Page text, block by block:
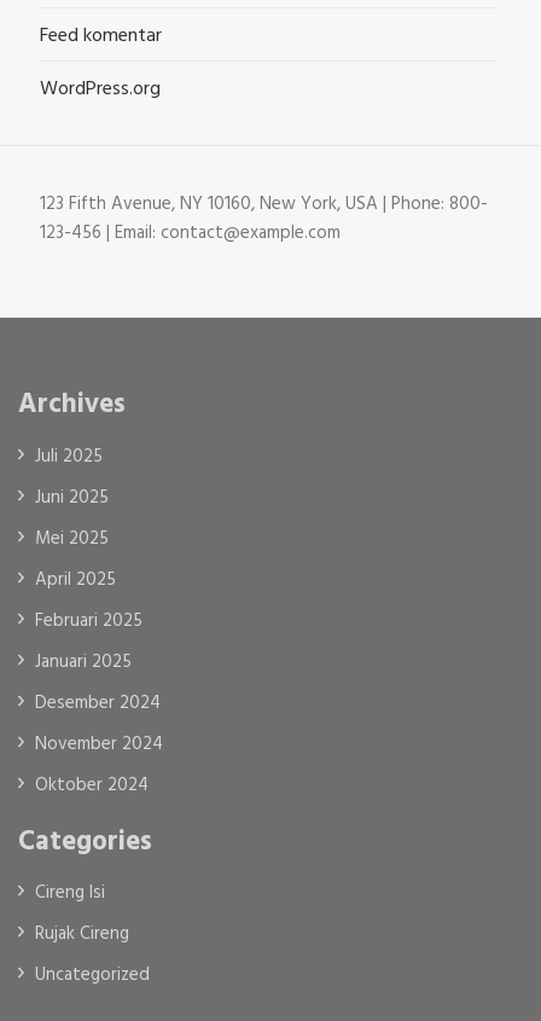
Feed komentar
WordPress.org
123 Fifth Avenue, NY 10160, New York, USA | Phone: 800-
123-456 | Email: contact@example.com
Archives
Juli 2025
Juni 2025
Mei 2025
April 2025
Februari 2025
Januari 2025
Desember 2024
November 2024
Oktober 2024
Categories
Cireng Isi
Rujak Cireng
Uncategorized